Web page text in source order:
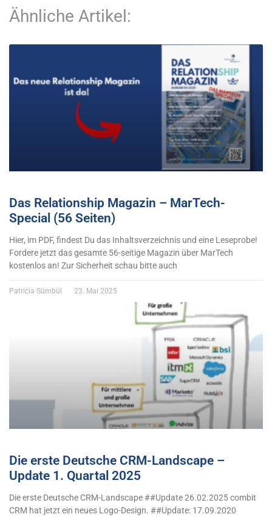
Ähnliche Artikel:
Das Relationship Magazin – MarTech-
Special (56 Seiten)
Hier, im PDF, findest Du das Inhaltsverzeichnis und eine Leseprobe!
Fordere jetzt das gesamte 56-seitige Magazin über MarTech
kostenlos an! Zur Sicherheit schau bitte auch
Patricia Sümbül 23. Mai 2025
Die erste Deutsche CRM-Landscape –
Update 1. Quartal 2025
Die erste Deutsche CRM-Landscape ##Update 26.02.2025 combit
CRM hat jetzt ein neues Logo-Design. ##Update: 17.09.2020